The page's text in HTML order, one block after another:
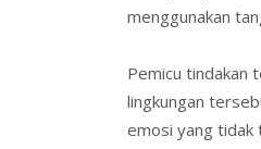
menggunakan
Pemicu tindakan
lingkungan
emosi yang tidak